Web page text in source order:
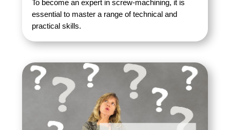
To become an expert in screw-machining, it is
essential to master a range of technical and
practical skills.